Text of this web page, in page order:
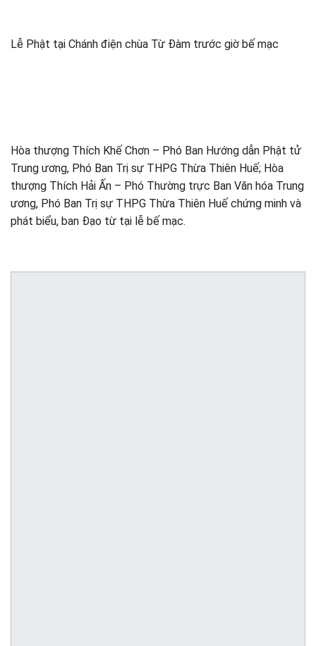
Lễ Phật tại Chánh điện chùa Từ Đàm trước giờ bế mạc
Hòa thượng Thích Khế Chơn – Phó Ban Hướng dẫn Phật tử
Trung ương, Phó Ban Trị sự THPG Thừa Thiên Huế; Hòa
thượng Thích Hải Ấn – Phó Thường trực Ban Văn hóa Trung
ương, Phó Ban Trị sự THPG Thừa Thiên Huế chứng minh và
phát biểu, ban Đạo từ tại lễ bế mạc.